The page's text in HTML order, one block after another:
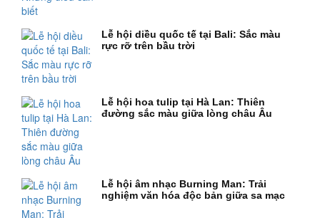
Lễ hội diều quốc tế tại Bali: Sắc màu
rực rỡ trên bầu trời
Lễ hội hoa tulip tại Hà Lan: Thiên
đường sắc màu giữa lòng châu Âu
Lễ hội âm nhạc Burning Man: Trải
nghiệm văn hóa độc bản giữa sa mạc